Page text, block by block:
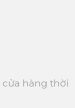
hàng thời